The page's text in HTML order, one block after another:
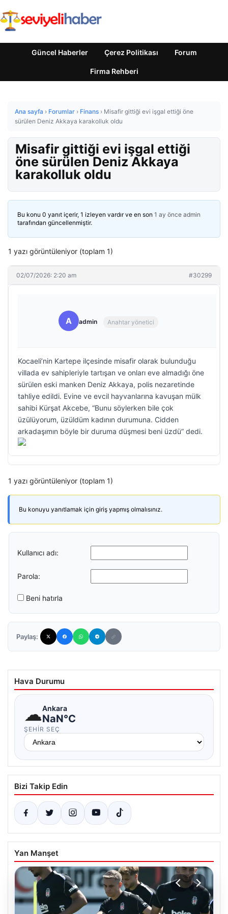
Güncel Haberler Çerez Politikası Forum
Firma Rehberi
Ana sayfa › Forumlar › Finans › Misafir gittiği evi işgal ettiği öne
sürülen Deniz Akkaya karakolluk oldu
Misafir gittiği evi işgal ettiği
öne sürülen Deniz Akkaya
karakolluk oldu
Bu konu 0 yanıt içerir, 1 izleyen vardır ve en son 1 ay önce admin
tarafından güncellenmiştir.
1 yazı görüntüleniyor (toplam 1)
02/07/2026: 2:20 am #30299
A admin Anahtar yönetici
Kocaeli’nin Kartepe ilçesinde misafir olarak bulunduğu
villada ev sahipleriyle tartışan ve onları eve almadığı öne
sürülen eski manken Deniz Akkaya, polis nezaretinde
tahliye edildi. Evine ve evcil hayvanlarına kavuşan mülk
sahibi Kürşat Akcebe, “Bunu söylerken bile çok
üzülüyorum, üzüldüm kadının durumuna. Cidden
arkadaşımın böyle bir duruma düşmesi beni üzdü” dedi.
1 yazı görüntüleniyor (toplam 1)
Bu konuyu yanıtlamak için giriş yapmış olmalısınız.
Kullanıcı adı:
Parola:
Beni hatırla
Paylaş:
Hava Durumu
☁Ankara
NaN°C
ŞEHIR SEÇ
Bizi Takip Edin
Yan Manşet